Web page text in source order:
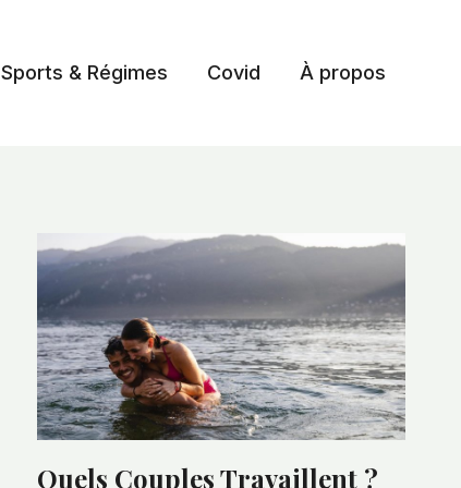
Sports & Régimes Covid À propos
Quels Couples Travaillent ?